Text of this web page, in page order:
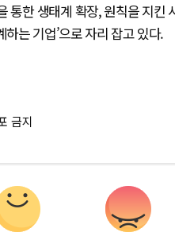
통한 생태계 확장, 원칙을 지킨
는 기업’으로 자리 잡고 있다.
금지